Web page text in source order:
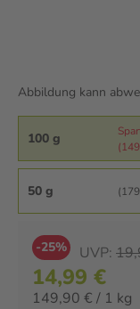
Abbildung kann
100 g
50 g
-25% UVP:
14,99 €
149,90 € / 1 kg